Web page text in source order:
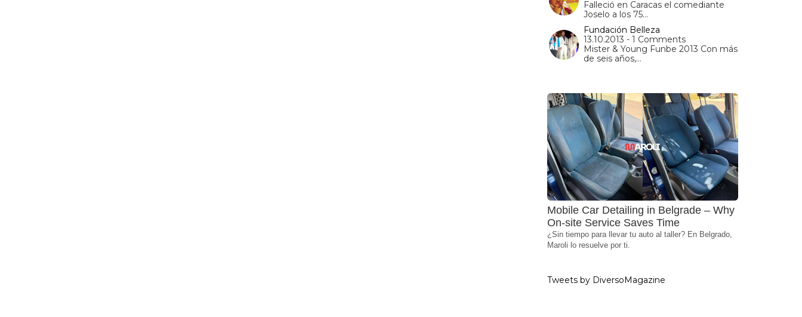
Falleció en Caracas el comediante
Joselo a los 75…
Fundación Belleza
13.10.2013 - 1 Comments
Mister & Young Funbe 2013 Con más
de seis años,…
Mobile Car Detailing in Belgrade – Why
On-site Service Saves Time
¿Sin tiempo para llevar tu auto al taller? En Belgrado,
Maroli lo resuelve por ti.
Tweets by DiversoMagazine